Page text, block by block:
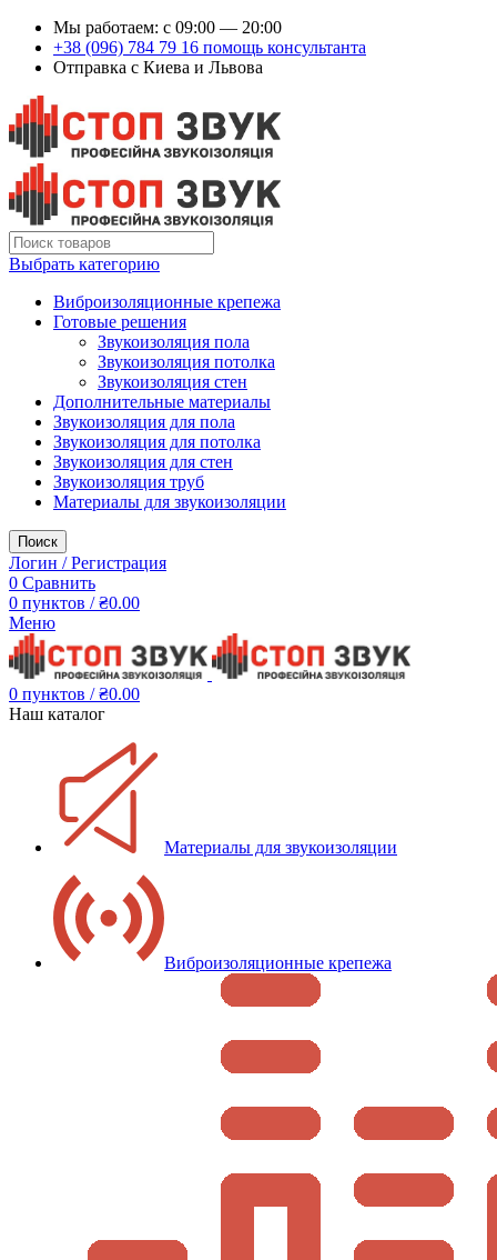
Мы работаем: c 09:00 — 20:00
+38 (096) 784 79 16 помощь консультанта
Отправка с Киева и Львова
Выбрать категорию
Виброизоляционные крепежа
Готовые решения
Звукоизоляция пола
Звукоизоляция потолка
Звукоизоляция стен
Дополнительные материалы
Звукоизоляция для пола
Звукоизоляция для потолка
Звукоизоляция для стен
Звукоизоляция труб
Материалы для звукоизоляции
Поиск
Логин / Регистрация
0 Сравнить
0 пунктов / ₴0.00
Меню
0 пунктов / ₴0.00
Наш каталог
Материалы для звукоизоляции
Виброизоляционные крепежа